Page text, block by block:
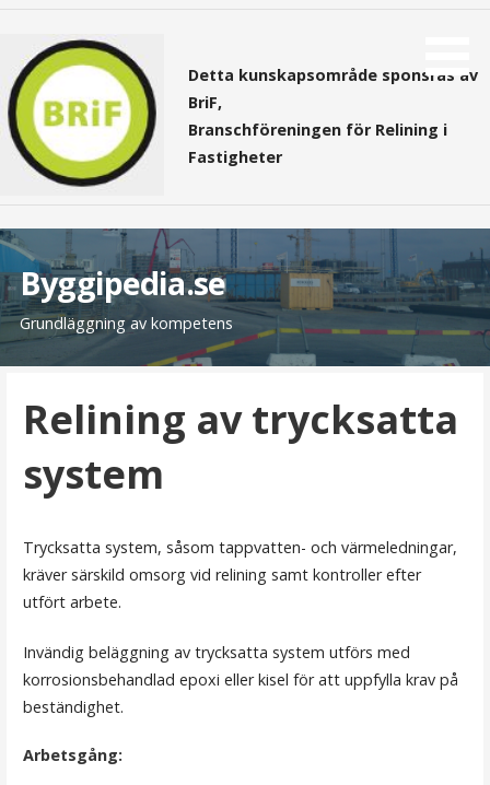
p
a
l
i
n
n
e
Detta kunskapsområde sponsras av
BriF,
Branschföreningen för Relining i
Fastigheter
Byggipedia.se
Grundläggning av kompetens
Relining av trycksatta
system
Trycksatta system, såsom tappvatten- och värmeledningar,
kräver särskild omsorg vid relining samt kontroller efter
utfört arbete.
Invändig beläggning av trycksatta system utförs med
korrosionsbehandlad epoxi eller kisel för att uppfylla krav på
beständighet.
Arbetsgång: